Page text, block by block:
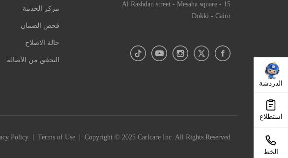
الدردشة
استطلاع
الخط
15 Al Rashdan street - Mesaha square -
Dokki - Cairo
مركز الخدمة
فحص الضمان
حالة الاصلاح
التحقق من الأصالة
Policy | Terms of Use | Copyright © 2025 Carlcare Inc. All Rights Reserved.